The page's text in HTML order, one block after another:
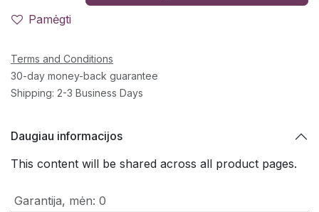
Pamėgti
Terms and Conditions
30-day money-back guarantee
Shipping: 2-3 Business Days
Daugiau informacijos
This content will be shared across all product pages.
Garantija, mėn: 0